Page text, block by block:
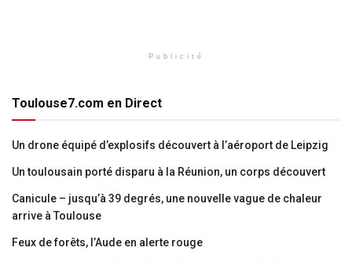
Publicité
Toulouse7.com en Direct
Un drone équipé d’explosifs découvert à l’aéroport de Leipzig
Un toulousain porté disparu à la Réunion, un corps découvert
Canicule – jusqu’à 39 degrés, une nouvelle vague de chaleur
arrive à Toulouse
Feux de forêts, l’Aude en alerte rouge